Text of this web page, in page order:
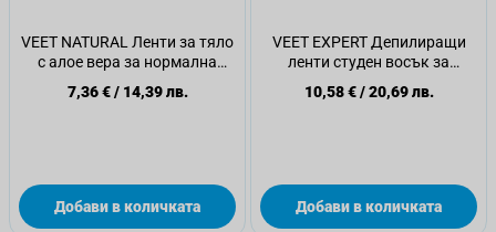
VEET NATURAL Ленти за тяло
с алое вера за нормална
кожа, 12 бр
7,36 €/ 14,39 лв.
Добави в количката
VEET EXPERT Депилиращи
ленти студен восък за
чувствителна кожа, 20 бр.
10,58 €/20,69 лв.
Добави в количката